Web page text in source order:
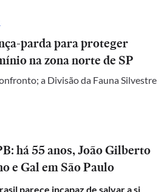
parda para proteger
na zona norte de SP
a Divisão da Fauna Silvestre
há 55 anos, João Gilberto
e Gal em São Paulo
parece incapaz de salvar a si